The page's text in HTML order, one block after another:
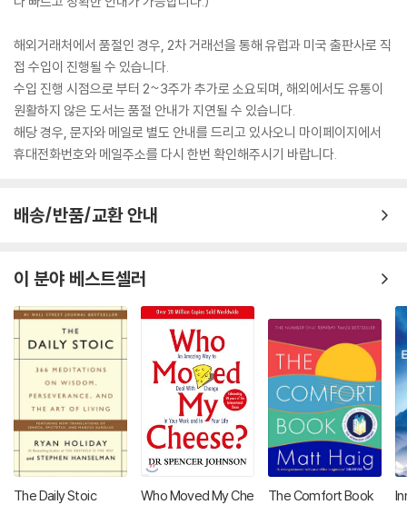
해외거래처에서 품절인 경우, 2차 거래선을 통해 유럽과 미국 출판사로 직
접 수입이 진행될 수 있습니다.
수입 진행 시점으로 부터 2~3주가 추가로 소요되며, 해외에서도 유통이
원활하지 않은 도서는 품절 안내가 지연될 수 있습니다.
해당 경우, 문자와 메일로 별도 안내를 드리고 있사오니 마이페이지에서
휴대전화번호와 메일주소를 다시 한번 확인해주시기 바랍니다.
배송/반품/교환 안내
이 분야 베스트셀러
The Daily Stoic
Who Moved My Che
The Comfort Book